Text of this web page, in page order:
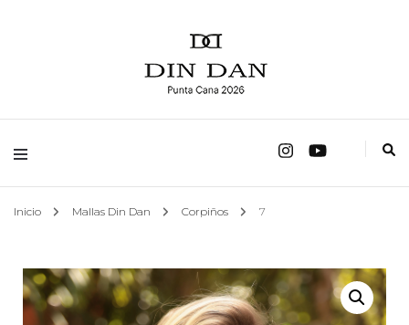
Mallas Din Dan
Inicio Mallas Din Dan Corpiños 7